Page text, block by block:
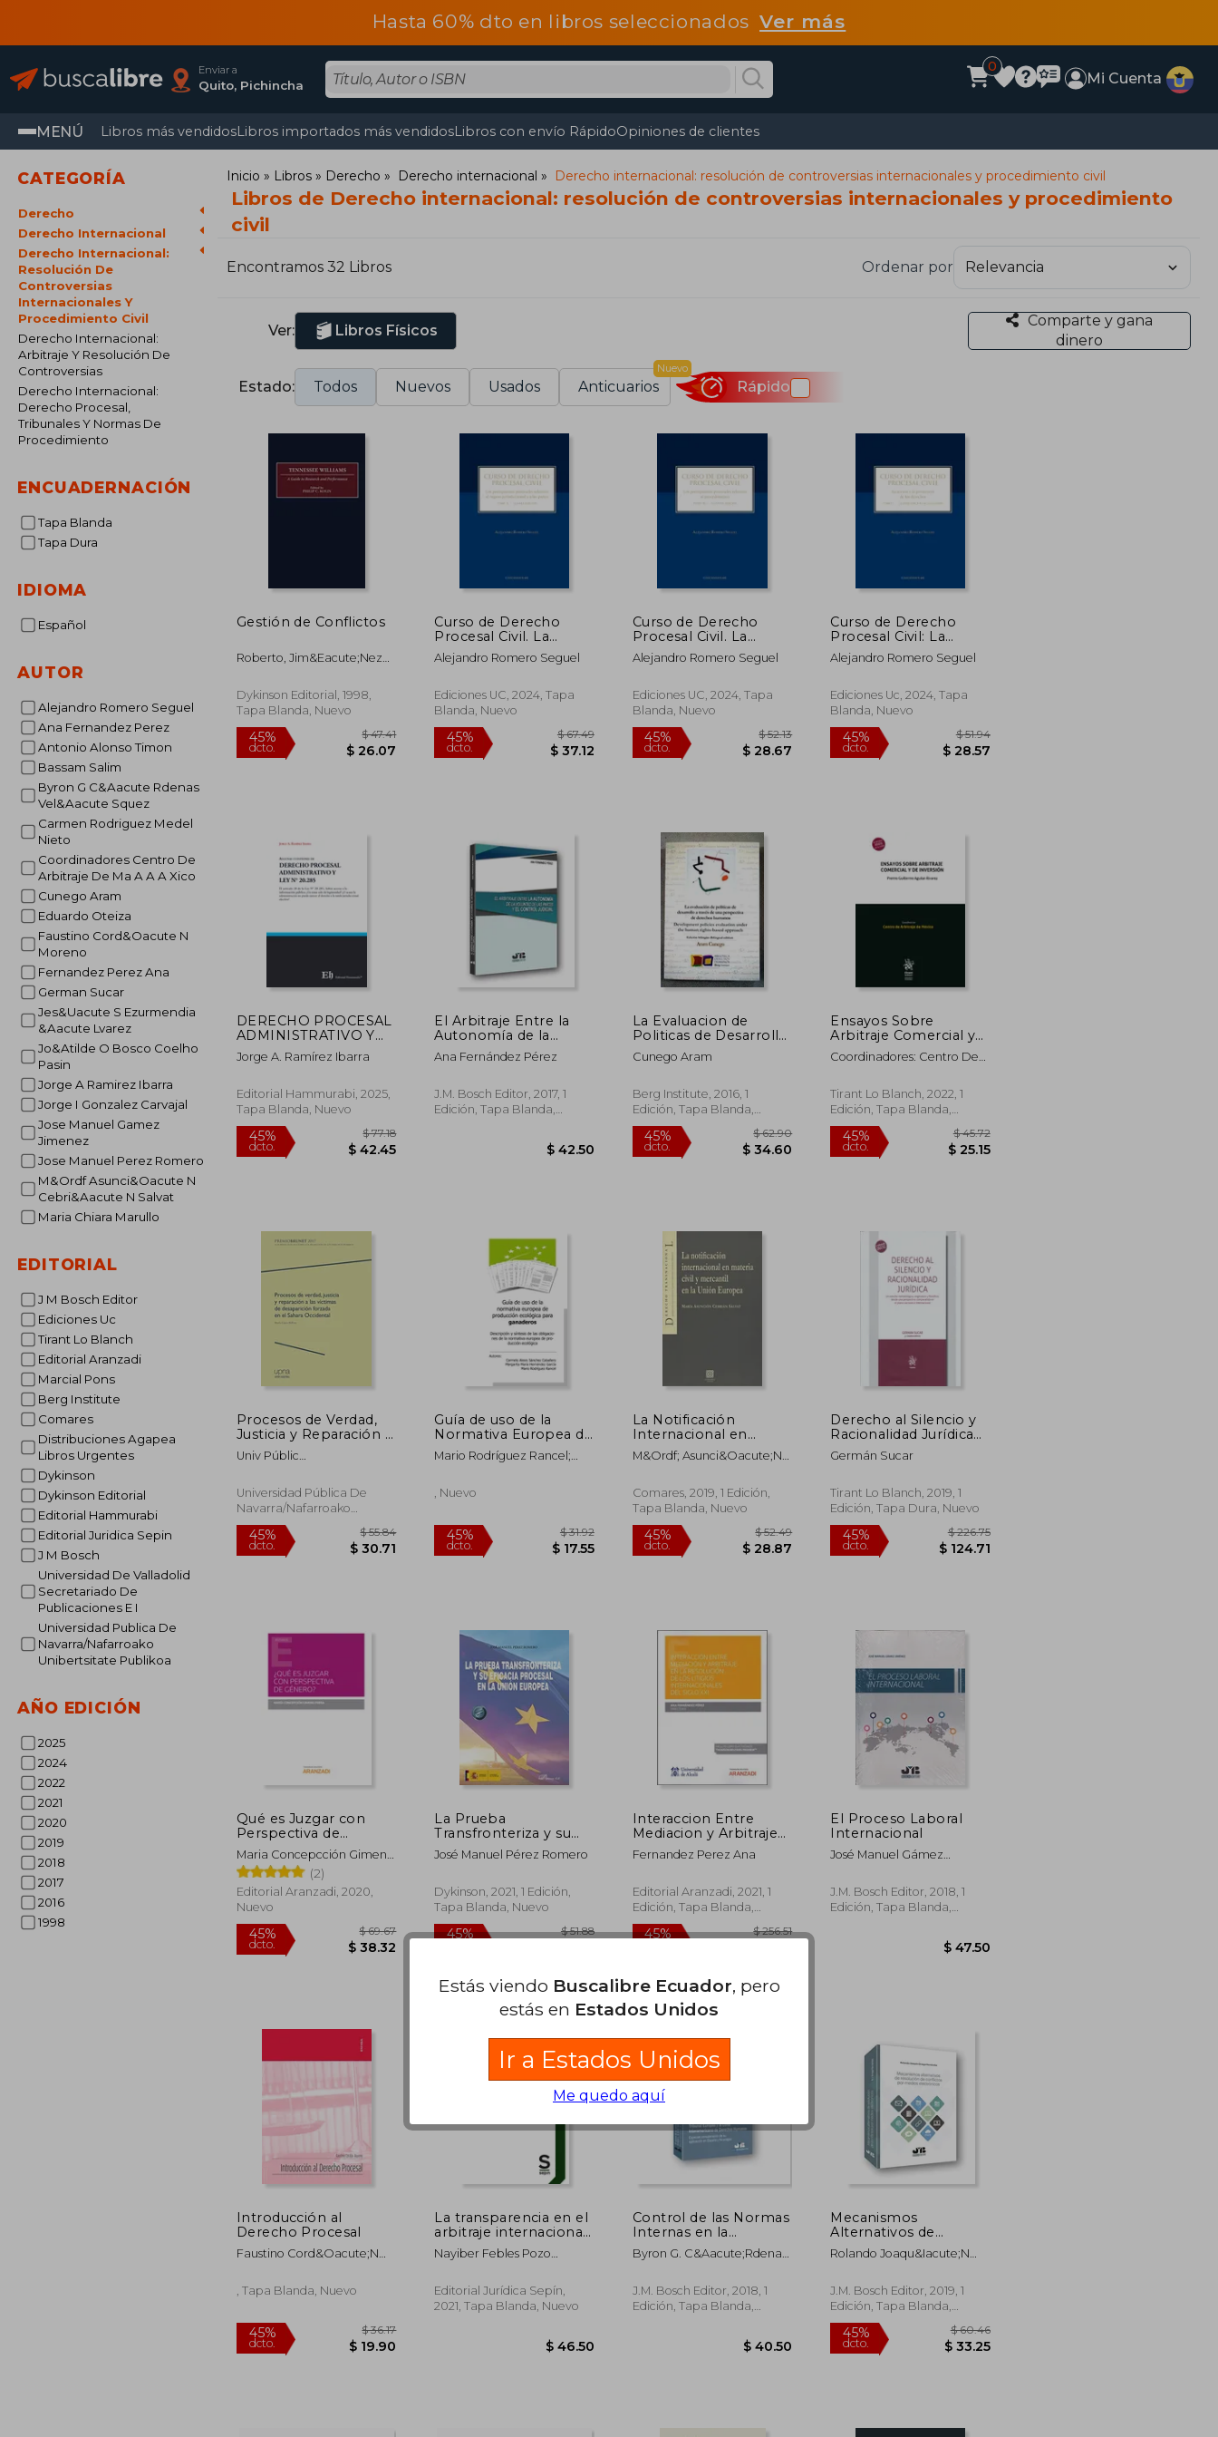
Hasta 60% dto en libros seleccionadosVer más
Enviar a
Quito, Pichincha
0
Mi Cuenta
MENÚ Libros más vendidosLibros importados más vendidosLibros con envío RápidoOpiniones de clientes
CATEGORÍA
Derecho
Derecho Internacional
Derecho Internacional:
Resolución De
Controversias
Internacionales Y
Procedimiento Civil
Derecho Internacional:
Arbitraje Y Resolución De
Controversias
Derecho Internacional:
Derecho Procesal,
Tribunales Y Normas De
Procedimiento
ENCUADERNACIÓN
Tapa Blanda
Tapa Dura
IDIOMA
Español
AUTOR
Alejandro Romero Seguel
Ana Fernandez Perez
Antonio Alonso Timon
Bassam Salim
Byron G C&Aacute Rdenas
Vel&Aacute Squez
Carmen Rodriguez Medel
Nieto
Coordinadores Centro De
Arbitraje De Ma A A A Xico
Cunego Aram
Eduardo Oteiza
Faustino Cord&Oacute N
Moreno
Fernandez Perez Ana
German Sucar
Jes&Uacute S Ezurmendia
&Aacute Lvarez
Jo&Atilde O Bosco Coelho
Pasin
Jorge A Ramirez Ibarra
Jorge I Gonzalez Carvajal
Jose Manuel Gamez
Jimenez
Jose Manuel Perez Romero
M&Ordf Asunci&Oacute N
Cebri&Aacute N Salvat
Maria Chiara Marullo
EDITORIAL
J M Bosch Editor
Ediciones Uc
Tirant Lo Blanch
Editorial Aranzadi
Marcial Pons
Berg Institute
Comares
Distribuciones Agapea
Libros Urgentes
Dykinson
Dykinson Editorial
Editorial Hammurabi
Editorial Juridica Sepin
J M Bosch
Universidad De Valladolid
Secretariado De
Publicaciones E I
Universidad Publica De
Navarra/Nafarroako
Unibertsitate Publikoa
AÑO EDICIÓN
2025
2024
2022
2021
2020
2019
2018
2017
2016
1998
Inicio Libros Derecho Derecho internacional Derecho internacional: resolución de controversias internacionales y procedimiento civil
Libros de Derecho internacional: resolución de controversias internacionales y procedimiento
civil
Encontramos 32 Libros Ordenar por
Ver: Libros Físicos
Comparte y gana
dinero
Estado: Todos Nuevos Usados Anticuarios
Nuevo
Rápido
Gestión de Conflictos
Roberto, Jim&Eacute;Nez
Aguirre, Diana Gabriela
Beltr&Aacute;N Zambrano
Dykinson Editorial, 1998,
Tapa Blanda, Nuevo
Curso de Derecho
Procesal Civil. La
acción y la protección
de los Derechos Tomo
Alejandro Romero Seguel
Ediciones UC, 2024, Tapa
Blanda, Nuevo
Curso de Derecho
Procesal Civil. La
acción y la protección
de los Derechos Tomo
Alejandro Romero Seguel
Ediciones UC, 2024, Tapa
Blanda, Nuevo
dcto. $ 28.67
Curso de Derecho
Procesal Civil: La
Acción y la Protección
de los Derechos Tomo
Alejandro Romero Seguel
Ediciones Uc, 2024, Tapa
Blanda, Nuevo
DERECHO PROCESAL
ADMINISTRATIVO Y
LEY N° 20.285
Jorge A. Ramírez Ibarra
Editorial Hammurabi, 2025,
Tapa Blanda, Nuevo
45%
dcto.
El Arbitraje Entre la
Autonomía de la
Voluntad de las Partes
y el Control Judicial
Ana Fernández Pérez
J.M. Bosch Editor, 2017, 1
Edición, Tapa Blanda,
La Evaluacion de
Politicas de Desarrollo
a Traves de una
Perspectiva de
Cunego Aram
Berg Institute, 2016, 1
Edición, Tapa Blanda,
Nuevo
45%
dcto.
$ 62.90
Ensayos Sobre
Arbitraje Comercial y
de Inversion
Coordinadores: Centro De
Tirant Lo Blanch, 2022, 1
Edición, Tapa Blanda,
Nuevo
dcto.
Procesos de Verdad,
Justicia y Reparación a
las Víctimas de
Desaparición Forzada
Occidental
Univ Públic
Publik
Universidad Pública De
Navarra/Nafarroako
Unibertsitate Publikoa, 2019,
Tapa Blanda, Nuevo
45%
Guía de uso de la
Normativa Europea de
Producción Ecológica
Para Ganaderos
Mario Rodríguez Rancel;
García; Carmelo Alexis
Sánchez Caballero
, Nuevo
45%
dcto.
La Notificación
Internacional en
Materia Civil y
Mercantil en la Unión
M&Ordf; Asunci&Oacute;N
Comares, 2019, 1 Edición,
Tapa Blanda, Nuevo
45%
dcto. $ 28.87
Derecho al Silencio y
Racionalidad Jurídica
(Teoría)
Germán Sucar
Tirant Lo Blanch, 2019, 1
Edición, Tapa Dura, Nuevo
dcto.
Qué es Juzgar con
Perspectiva de
Género?
Maria Concepcción Gimeno
Presa
(2)
Editorial Aranzadi, 2020,
Nuevo
dcto.
La Prueba
Transfronteriza y su
Eficacia Procesal en la
Unión Europea
José Manuel Pérez Romero
Dykinson, 2021, 1 Edición,
Tapa Blanda, Nuevo
Interaccion Entre
Mediacion y Arbitraje
en la Resolucion de
los Litigi
Fernandez Perez Ana
Editorial Aranzadi, 2021, 1
Edición, Tapa Blanda,
Nuevo
45%
dcto.
$ 256.51
$ 141.08
El Proceso Laboral
Internacional
José Manuel Gámez
J.M. Bosch Editor, 2018, 1
Edición, Tapa Blanda,
Introducción al
Derecho Procesal
Faustino Cord&Oacute;N
, Tapa Blanda, Nuevo
La transparencia en el
arbitraje internacional.
Una visión práctica.
Ámbitos de aplicación
Nayiber Febles Pozo
Editorial Jurídica Sepín,
2021, Tapa Blanda, Nuevo
Control de las Normas
Internas en la
Jurisprudencia del
Tribunal
Byron G. C&Aacute;Rdenas
J.M. Bosch Editor, 2018, 1
Edición, Tapa Blanda,
Mecanismos
Alternativos de
Resolución de
Conflictos por Medios
Rolando Joaqu&Iacute;N
J.M. Bosch Editor, 2019, 1
Edición, Tapa Blanda,
Nuevo
Estás viendo Buscalibre Ecuador, pero
estás en Estados Unidos
Ir a Estados Unidos
Me quedo aquí